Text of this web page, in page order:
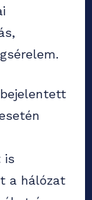
is
a hálózat